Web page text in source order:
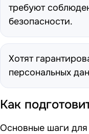
требуют
безопасности.
Хотят
персональных
Как
Основные шаги для